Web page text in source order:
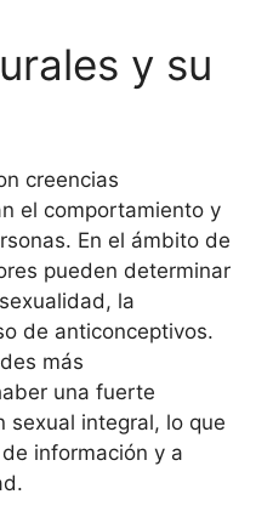
y su
creencias
el comportamiento y
En el ámbito de
pueden determinar
la
de anticonceptivos.
más
una fuerte
sexual integral, lo que
información y a